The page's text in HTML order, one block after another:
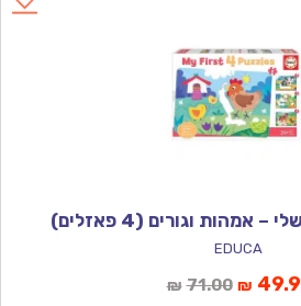
אמהות וגורים (4 פאזלים)
EDUCA
₪ 71.00המחיר
₪